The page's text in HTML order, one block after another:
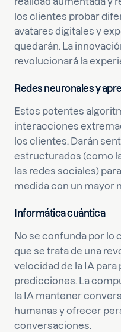
los clientes probar
avatares digitales y
quedarán. La
revolucionará la
Redes neuronales y
Estos potentes
interacciones
los clientes. Darán
estructurados (como
las redes sociales)
medida con un mayor
Informática cuántica
No se confunda por lo
que se trata de una
velocidad de la IA
predicciones. La
la IA mantener
humanas y ofrecer
conversaciones.